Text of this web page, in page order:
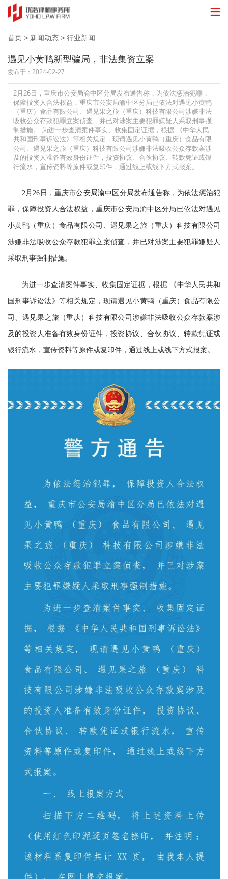
首页 > 新闻动态 > 行业新闻
遇见小黄鸭新型骗局，非法集资立案
发布于：2024-02-27
2月26日，重庆市公安局渝中区分局发布通告称，为依法惩治犯罪，
保障投资人合法权益，重庆市公安局渝中区分局已依法对遇见小黄鸭
（重庆）食品有限公司、遇见果之旅（重庆）科技有限公司涉嫌非法
吸收公众存款犯罪立案侦查，并已对涉案主要犯罪嫌疑人采取刑事强
制措施。 为进一步查清案件事实、收集固定证据，根据 《中华人民
共和国刑事诉讼法》等相关规定，现请遇见小黄鸭（重庆）食品有限
公司、遇见果之旅（重庆）科技有限公司涉嫌非法吸收公众存款案涉
及的投资人准备有效身份证件，投资协议、合伙协议、转款凭证或银
行流水，宣传资料等原件或复印件，通过线上或线下方式报案。
2月26日，重庆市公安局渝中区分局发布通告称，为依法惩治犯
罪，保障投资人合法权益，重庆市公安局渝中区分局已依法对遇见
小黄鸭（重庆）食品有限公司、遇见果之旅（重庆）科技有限公司
涉嫌非法吸收公众存款犯罪立案侦查，并已对涉案主要犯罪嫌疑人
采取刑事强制措施。
为进一步查清案件事实、收集固定证据，根据 《中华人民共和
国刑事诉讼法》等相关规定，现请遇见小黄鸭（重庆）食品有限公
司、遇见果之旅（重庆）科技有限公司涉嫌非法吸收公众存款案涉
及的投资人准备有效身份证件，投资协议、合伙协议、转款凭证或
银行流水，宣传资料等原件或复印件，通过线上或线下方式报案。